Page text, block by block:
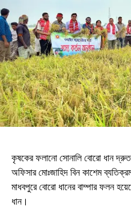
কৃষকের ফলানো সোনালি বোরো ধান দ্রুত
অফিসার মোঃজাহিদ বিন কাশেম
মাধবপুরে বোরো ধানের বাম্পার ফলন
ধান।